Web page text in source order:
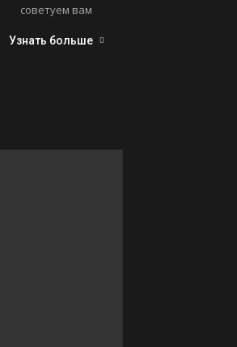
советуем вам
Узнать больше